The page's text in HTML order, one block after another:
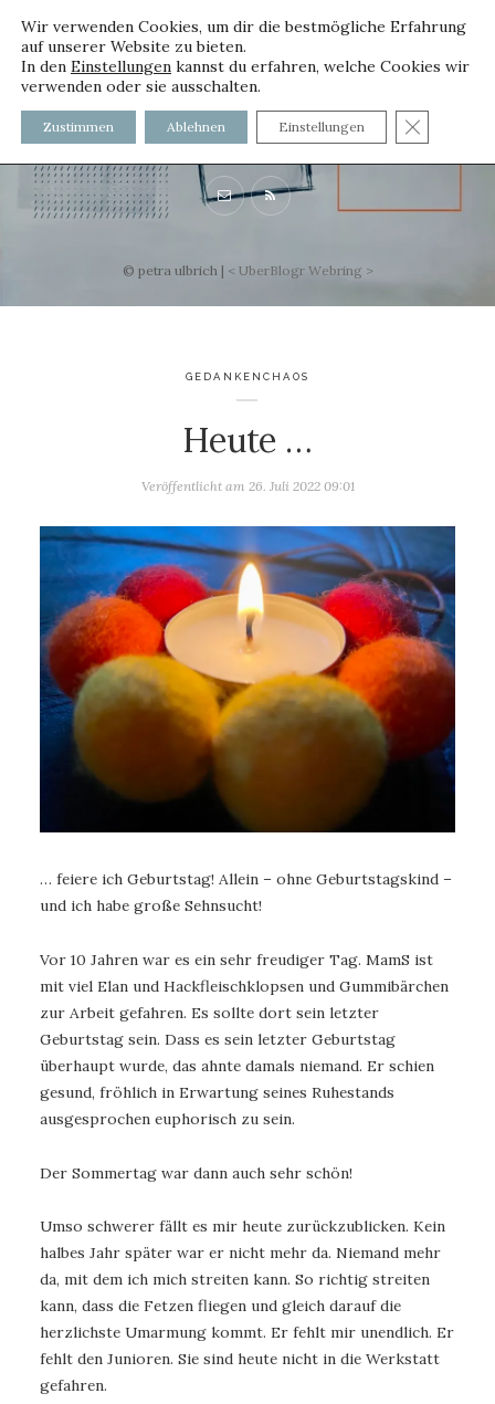
voller worte
mit und ohne Innenfutter
© petra ulbrich | < UberBlogr Webring >
GEDANKENCHAOS
Heute …
Veröffentlicht am 26. Juli 2022 09:01
… feiere ich Geburtstag! Allein – ohne Geburtstagskind –
und ich habe große Sehnsucht!
Vor 10 Jahren war es ein sehr freudiger Tag. MamS ist
mit viel Elan und Hackfleischklopsen und Gummibärchen
zur Arbeit gefahren. Es sollte dort sein letzter
Geburtstag sein. Dass es sein letzter Geburtstag
überhaupt wurde, das ahnte damals niemand. Er schien
gesund, fröhlich in Erwartung seines Ruhestands
ausgesprochen euphorisch zu sein.
Der Sommertag war dann auch sehr schön!
Umso schwerer fällt es mir heute zurückzublicken. Kein
halbes Jahr später war er nicht mehr da. Niemand mehr
da, mit dem ich mich streiten kann. So richtig streiten
kann, dass die Fetzen fliegen und gleich darauf die
herzlichste Umarmung kommt. Er fehlt mir unendlich. Er
fehlt den Junioren. Sie sind heute nicht in die Werkstatt
gefahren.
Wir verwenden Cookies, um dir die bestmögliche Erfahrung
auf unserer Website zu bieten.
In den Einstellungen kannst du erfahren, welche Cookies wir
verwenden oder sie ausschalten.
Zustimmen Ablehnen Einstellungen GDPR